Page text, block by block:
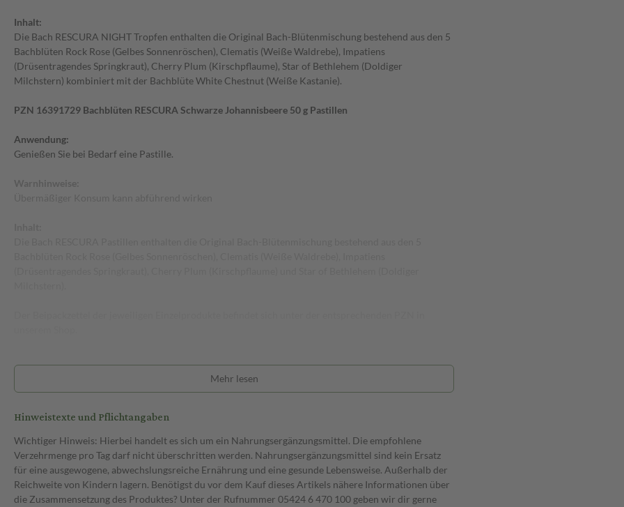
Inhalt:
Die Bach RESCURA NIGHT Tropfen enthalten die Original Bach-Blütenmischung bestehend aus den 5
Bachblüten Rock Rose (Gelbes Sonnenröschen), Clematis (Weiße Waldrebe), Impatiens
(Drüsentragendes Springkraut), Cherry Plum (Kirschpflaume), Star of Bethlehem (Doldiger
Milchstern) kombiniert mit der Bachblüte White Chestnut (Weiße Kastanie).
PZN 16391729 Bachblüten RESCURA Schwarze Johannisbeere 50 g Pastillen
Anwendung:
Genießen Sie bei Bedarf eine Pastille.
Warnhinweise:
Mehr lesen
Hinweistexte und Pflichtangaben
Wichtiger Hinweis: Hierbei handelt es sich um ein Nahrungsergänzungsmittel. Die empfohlene
Verzehrmenge pro Tag darf nicht überschritten werden. Nahrungsergänzungsmittel sind kein Ersatz
für eine ausgewogene, abwechslungsreiche Ernährung und eine gesunde Lebensweise. Außerhalb der
Reichweite von Kindern lagern. Benötigst du vor dem Kauf dieses Artikels nähere Informationen über
die Zusammensetzung des Produktes? Unter der Rufnummer 05424 6 470 100 geben wir dir gerne